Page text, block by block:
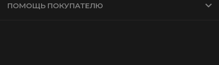
ПОМОЩЬ ПОКУПАТЕЛЮ